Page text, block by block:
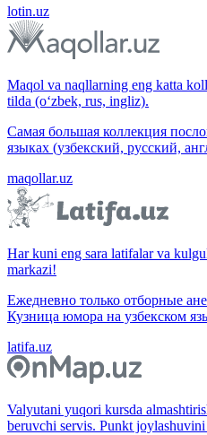
lotin.uz
Maqol va naqllarning eng katta
tilda (o‘zbek, rus, ingliz).
Самая большая коллекция
языках (узбекский, русский,
maqollar.uz
Har kuni eng sara latifalar va
markazi!
Ежедневно только отборные
Кузница юмора на узбекском
latifa.uz
Valyutani yuqori kursda
beruvchi servis. Punkt joylashuvini